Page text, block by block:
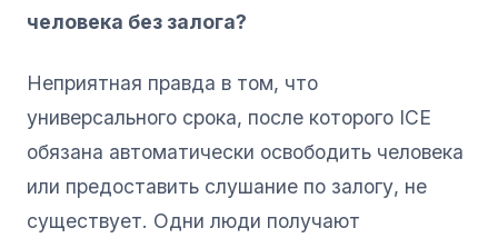
человека без залога?
Неприятная правда в том, что
универсального срока, после которого ICE
обязана автоматически освободить человека
или предоставить слушание по залогу, не
существует. Одни люди получают